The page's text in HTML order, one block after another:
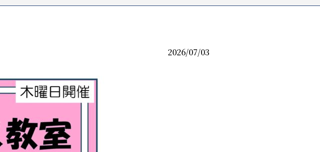
2026/07/03